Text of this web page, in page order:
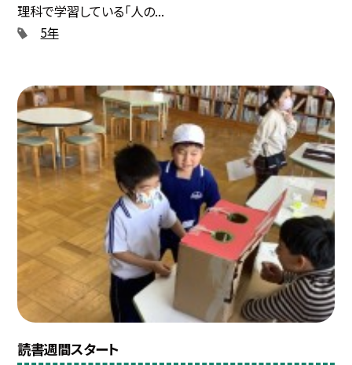
理科で学習している「人の...
5年
読書週間スタート